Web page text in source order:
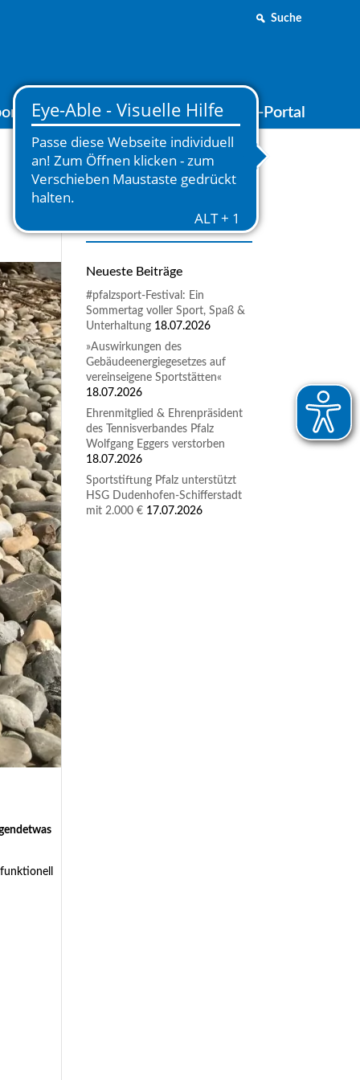
Suche
Medien Online-Portal
Neueste Beiträge
#pfalzsport-Festival: Ein
Sommertag voller Sport, Spaß &
Unterhaltung 18.07.2026
»Auswirkungen des
Gebäudeenergiegesetzes auf
vereinseigene Sportstätten«
18.07.2026
Ehrenmitglied & Ehrenpräsident
des Tennisverbandes Pfalz
Wolfgang Eggers verstorben
18.07.2026
Sportstiftung Pfalz unterstützt
HSG Dudenhofen-Schifferstadt
mit 2.000 € 17.07.2026